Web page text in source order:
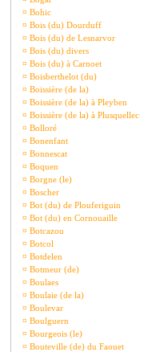
¤ Bohic
¤ Bois (du) Dourduff
¤ Bois (du) de Lesnarvor
¤ Bois (du) divers
¤ Bois (du) à Carnoet
¤ Boisberthelot (du)
¤ Boissière (de la)
¤ Boissière (de la) à Pleyben
¤ Boissière (de la) à Plusquellec
¤ Bolloré
¤ Bonenfant
¤ Bonnescat
¤ Boquen
¤ Borgne (le)
¤ Boscher
¤ Bot (du) de Plouferiguin
¤ Bot (du) en Cornouaille
¤ Botcazou
¤ Botcol
¤ Botdelen
¤ Botmeur (de)
¤ Boulaes
¤ Boulaie (de la)
¤ Boulevar
¤ Boulguern
¤ Bourgeois (le)
¤ Bouteville (de) du Faouet